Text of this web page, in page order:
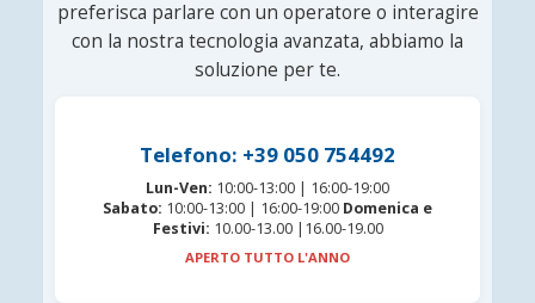
preferisca parlare con un operatore o interagire
con la nostra tecnologia avanzata, abbiamo la
soluzione per te.
Telefono: +39 050 754492
Lun-Ven: 10:00-13:00 | 16:00-19:00
Sabato: 10:00-13:00 | 16:00-19:00 Domenica e
Festivi: 10.00-13.00 |16.00-19.00
APERTO TUTTO L'ANNO